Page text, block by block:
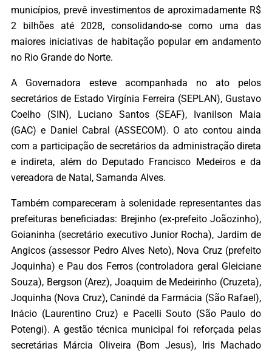
municípios, prevê investimentos de aproximadamente R$
2 bilhões até 2028, consolidando-se como uma das
maiores iniciativas de habitação popular em andamento
no Rio Grande do Norte.
A Governadora esteve acompanhada no ato pelos
secretários de Estado Virgínia Ferreira (SEPLAN), Gustavo
Coelho (SIN), Luciano Santos (SEAF), Ivanilson Maia
(GAC) e Daniel Cabral (ASSECOM). O ato contou ainda
com a participação de secretários da administração direta
e indireta, além do Deputado Francisco Medeiros e da
vereadora de Natal, Samanda Alves.
​Também compareceram à solenidade representantes das
prefeituras beneficiadas: Brejinho (ex-prefeito Joãozinho),
Goianinha (secretário executivo Junior Rocha), Jardim de
Angicos (assessor Pedro Alves Neto), Nova Cruz (prefeito
Joquinha) e Pau dos Ferros (controladora geral Gleiciane
Souza), Bergson (Arez), Joaquim de Medeirinho (Cruzeta),
Joquinha (Nova Cruz), Canindé da Farmácia (São Rafael),
Inácio (Laurentino Cruz) e Pacelli Souto (São Paulo do
Potengi). A gestão técnica municipal foi reforçada pelas
secretárias Márcia Oliveira (Bom Jesus), Iris Machado